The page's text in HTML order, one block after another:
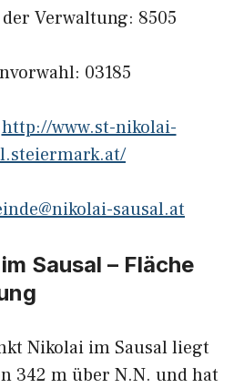
Verwaltung: 8505
03185
http://www.st-nikolai-
sausal.at
Sausal – Fläche
Nikolai im Sausal liegt
342 m über N.N. und hat